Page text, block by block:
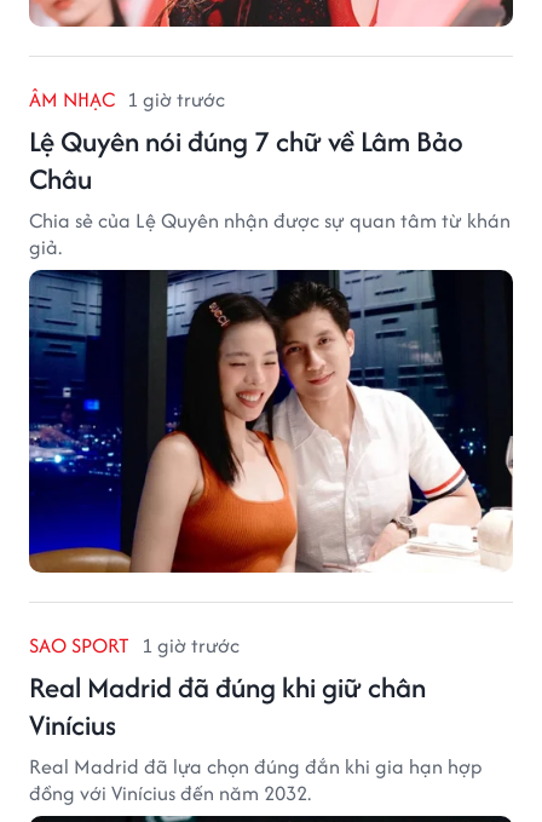
ÂM NHẠC 1 giờ trước
Lệ Quyên nói đúng 7 chữ về Lâm Bảo
Châu
Chia sẻ của Lệ Quyên nhận được sự quan tâm từ khán
giả.
SAO SPORT 1 giờ trước
Real Madrid đã đúng khi giữ chân
Vinícius
Real Madrid đã lựa chọn đúng đắn khi gia hạn hợp
đồng với Vinícius đến năm 2032.